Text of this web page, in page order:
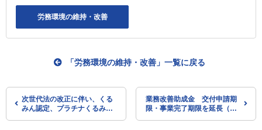
労務環境の維持・改善
次世代法の改正に伴い、くる
みん認定、プラチナくるみん
「労務環境の維持・改善」一覧に戻る
業務改善助成金 交付申請期
限・事業完了期限を延長（厚